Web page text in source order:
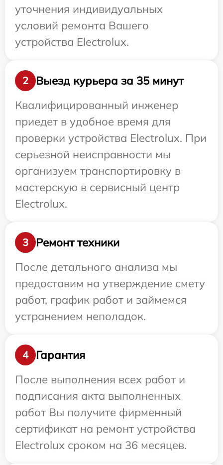
уточнения индивидуальных
условий ремонта Вашего
устройства Electrolux.
2
Выезд курьера за 35 минут
Квалифицированный инженер
приедет в удобное время для
проверки устройства Electrolux. При
серьезной неисправности мы
организуем транспортировку в
мастерскую в сервисный центр
Electrolux.
3
Ремонт техники
После детального анализа мы
предоставим на утверждение смету
работ, график работ и займемся
устранением неполадок.
4
Гарантия
После выполнения всех работ и
подписания акта выполненных
работ Вы получите фирменный
сертификат на ремонт устройства
Electrolux сроком на 36 месяцев.